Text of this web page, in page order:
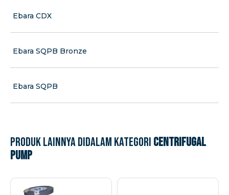
Ebara CDX
Ebara SQPB Bronze
Ebara SQPB
Produk lainnya didalam kategori Centrifugal
Pump